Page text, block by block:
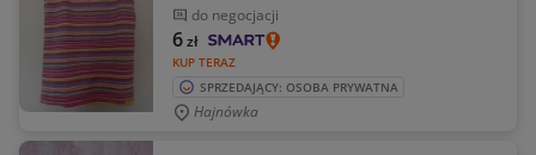
do negocjacji
KUP TERAZ
6zł
SPRZEDAJĄCY: OSOBA PRYWATNA
Hajnówka